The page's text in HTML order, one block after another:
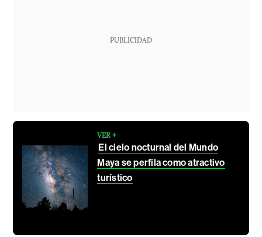
PUBLICIDAD
VER +
El cielo nocturnal del Mundo
Maya se perfila como atractivo
turístico